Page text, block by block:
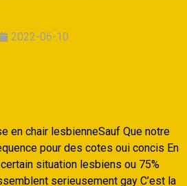
2022-06-10
en chair lesbienneSauf Que notre
pour des cotes oui concis En
situation lesbiens ou 75%
serieusement gay C’est la